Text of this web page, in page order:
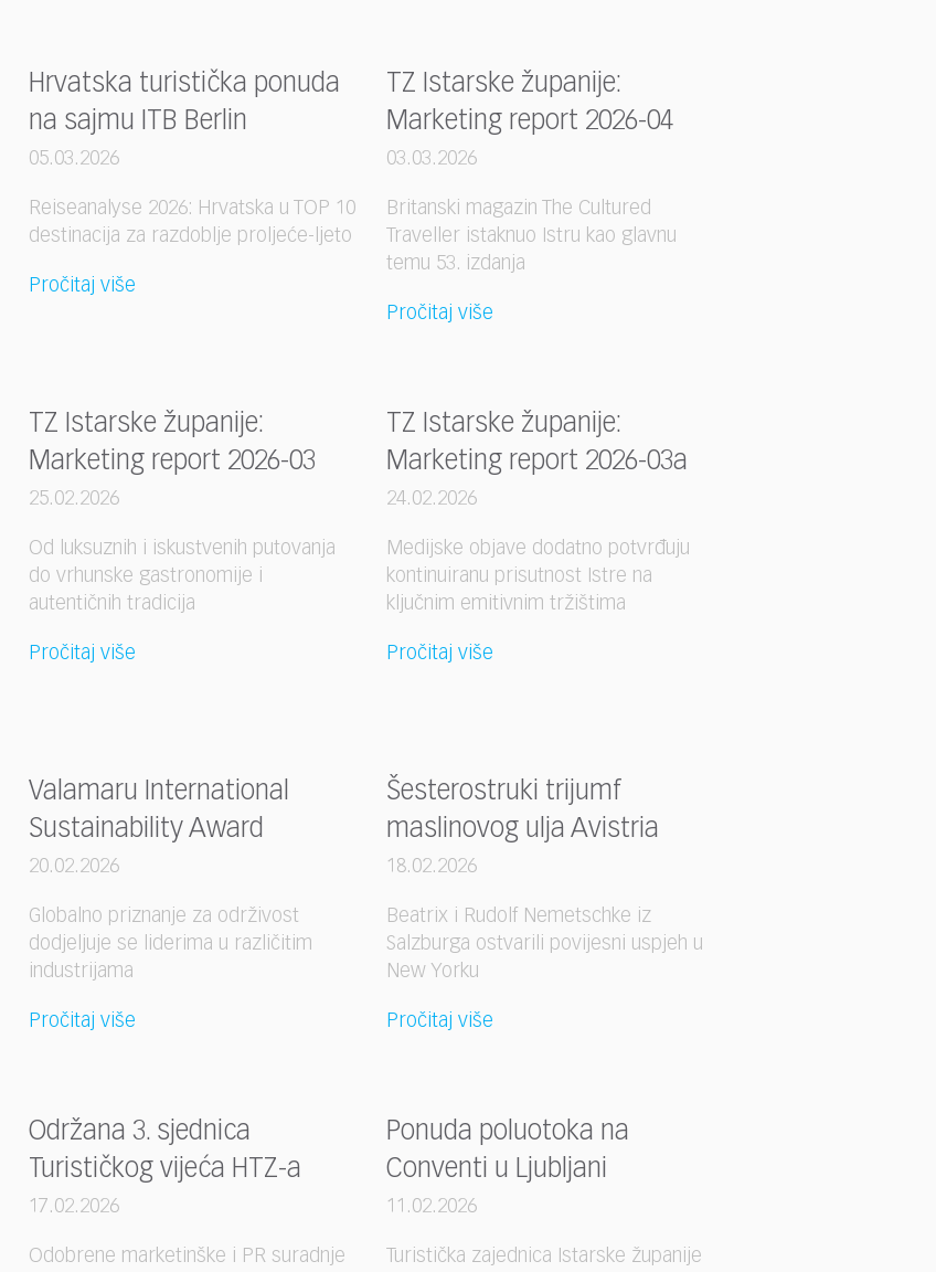
Hrvatska turistička ponuda
na sajmu ITB Berlin
05.03.2026
Reiseanalyse 2026: Hrvatska u TOP 10
destinacija za razdoblje proljeće-ljeto
Pročitaj više
TZ Istarske županije:
Marketing report 2026-04
03.03.2026
Britanski magazin The Cultured
Traveller istaknuo Istru kao glavnu
temu 53. izdanja
Pročitaj više
TZ Istarske županije:
Marketing report 2026-03
25.02.2026
Od luksuznih i iskustvenih putovanja
do vrhunske gastronomije i
autentičnih tradicija
Pročitaj više
TZ Istarske županije:
Marketing report 2026-03a
24.02.2026
Medijske objave dodatno potvrđuju
kontinuiranu prisutnost Istre na
ključnim emitivnim tržištima
Pročitaj više
Valamaru International
Sustainability Award
20.02.2026
Globalno priznanje za održivost
dodjeljuje se liderima u različitim
industrijama
Pročitaj više
Šesterostruki trijumf
maslinovog ulja Avistria
18.02.2026
Beatrix i Rudolf Nemetschke iz
Salzburga ostvarili povijesni uspjeh u
New Yorku
Pročitaj više
Održana 3. sjednica
Turističkog vijeća HTZ-a
17.02.2026
Odobrene marketinške i PR suradnje
Ponuda poluotoka na
Conventi u Ljubljani
11.02.2026
Turistička zajednica Istarske županije